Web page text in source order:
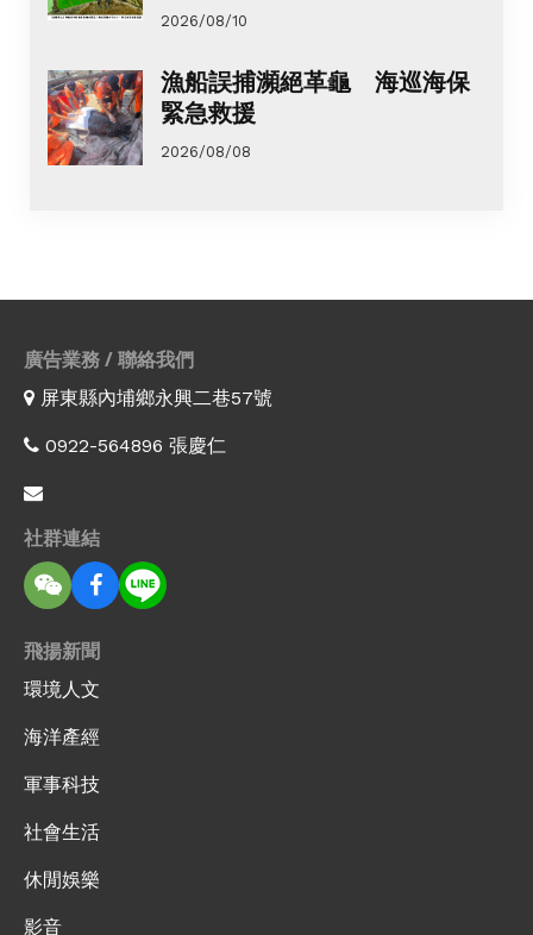
2026/08/10
漁船誤捕瀕絕革龜 海巡海保
緊急救援
2026/08/08
廣告業務 / 聯絡我們
屏東縣內埔鄉永興二巷57號
0922-564896 張慶仁
社群連結
飛揚新聞
環境人文
海洋產經
軍事科技
社會生活
休閒娛樂
影音